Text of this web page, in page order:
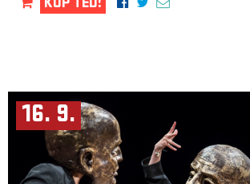
KUP TEĎ!
16. 9.